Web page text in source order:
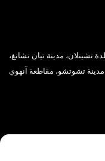
تشينلان، مدينة تيان تشانغ،
مدينة تشوتشو، مقاطعة آنهوي